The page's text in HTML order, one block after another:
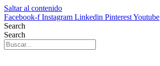
Saltar al contenido
Facebook-f Instagram Linkedin PinterestYoutube
Search
Search